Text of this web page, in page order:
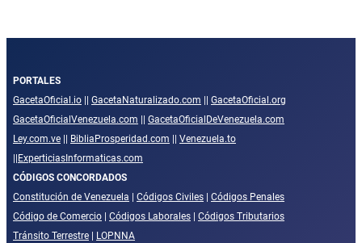
PORTALES
GacetaOficial.io
GacetaNaturalizado.com
GacetaOficial.org
GacetaOficialVenezuela.com
GacetaOficialDeVenezuela.com
Ley.com.ve
BibliaProsperidad.com
Venezuela.to
ExperticiasInformaticas.com
CÓDIGOS CONCORDADOS
Constitución de Venezuela
Códigos Civiles
Códigos Penales
Código de Comercio
Códigos Laborales
Códigos Tributarios
Tránsito Terrestre
LOPNNA